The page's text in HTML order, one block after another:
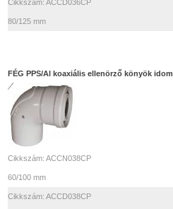
Cikkszám: ACCD036CP
80/125 mm
FÉG PPS/Al koaxiális ellenörző könyök idom
Cikkszám: ACCN038CP
60/100 mm
Cikkszám: ACCD038CP